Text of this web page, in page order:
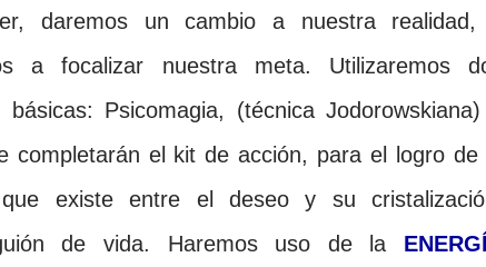
er, daremos un cambio a nuestra
a focalizar nuestra meta. Utilizaremos
básicas: Psicomagia, (técnica
completarán el kit de acción, para el logro de
existe entre el deseo y su
de vida. Haremos uso de la